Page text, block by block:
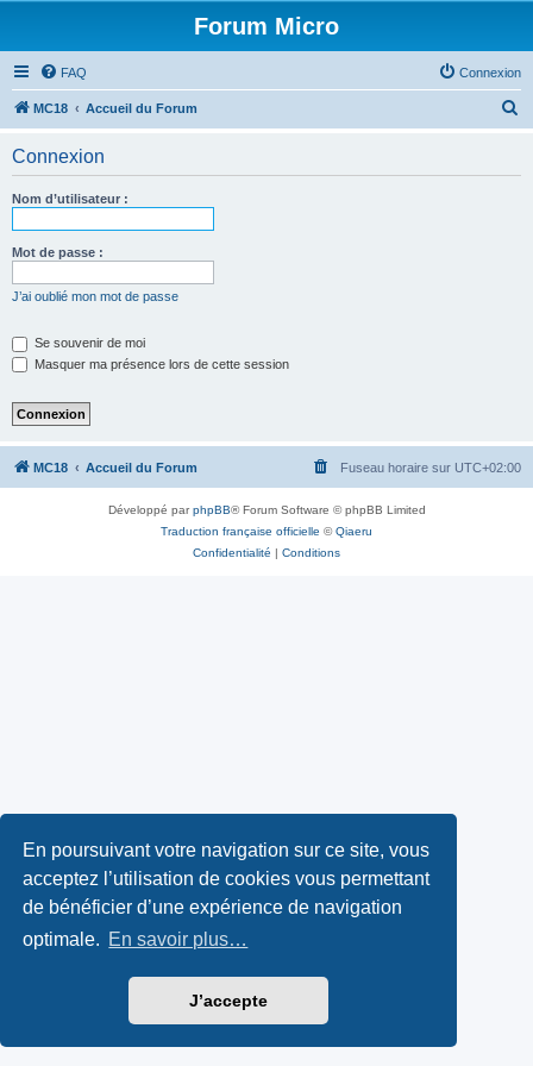
En poursuivant votre navigation sur ce site, vous
acceptez l’utilisation de cookies vous permettant
de bénéficier d’une expérience de navigation
optimale. En savoir plus…
J’accepte
Forum Micro
FAQ Connexion
MC18 Accueil du Forum
Connexion
Nom d’utilisateur :
Mot de passe :
J’ai oublié mon mot de passe
Se souvenir de moi
Masquer ma présence lors de cette session
MC18 Accueil du Forum Fuseau horaire sur UTC+02:00
Développé parphpBB® Forum Software © phpBB Limited
Traduction française officielle ©Qiaeru
Confidentialité | Conditions